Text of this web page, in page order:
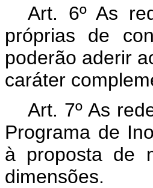
Art. 6º As
próprias de
poderão aderir
caráter
Art. 7º As
Programa de
à proposta de
dimensões.